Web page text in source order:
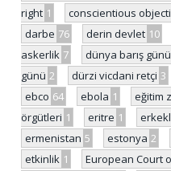
right 1 conscientious
darbe 76 derin devlet 10
askerlik 7 dünya barış günü
günü 2 dürzi vicdani retçi 3
ebco 64 ebola 1 eğitim
örgütleri 1 eritre 1
ermenistan 5 estonya 2
etkinlik 1 European Court